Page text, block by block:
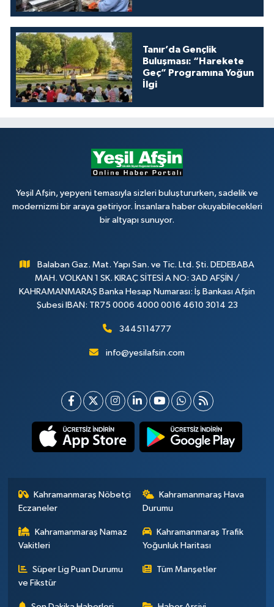
Tanır’da Gençlik
Buluşması: “Harekete
Geç” Programına Yoğun
İlgi
Yeşil Afşin, yepyeni temasıyla sizleri buluştururken, sadelik ve
modernizmi bir araya getiriyor. İnsanlara haber okuyabilecekleri
bir altyapı sunuyor.
Balaban Gaz. Mat. Yapı San. ve Tic. Ltd. Şti. DEDEBABA
MAH. VOLKAN 1 SK. KIRAÇ SİTESİ A NO: 3AD AFŞİN /
KAHRAMANMARAŞ Banka Hesap Numarası: İş Bankası Afşin
Şubesi IBAN: TR75 0006 4000 0016 4610 3014 23
3445114777
info@yesilafsin.com
Kahramanmaraş Nöbetçi
Eczaneler
Kahramanmaraş Hava
Durumu
Kahramanmaraş Namaz
Vakitleri
Kahramanmaraş Trafik
Yoğunluk Haritası
Süper Lig Puan Durumu
ve Fikstür
Tüm Manşetler